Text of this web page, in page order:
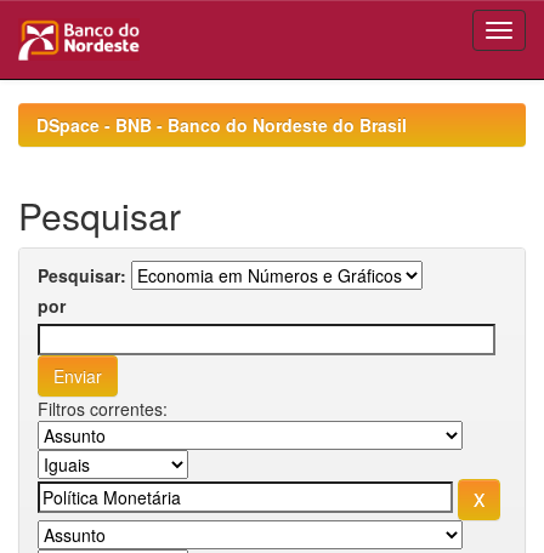
navigationDSpace - BNB - Banco do Nordeste do Brasil
Pesquisar
Pesquisar:
por
Filtros correntes: